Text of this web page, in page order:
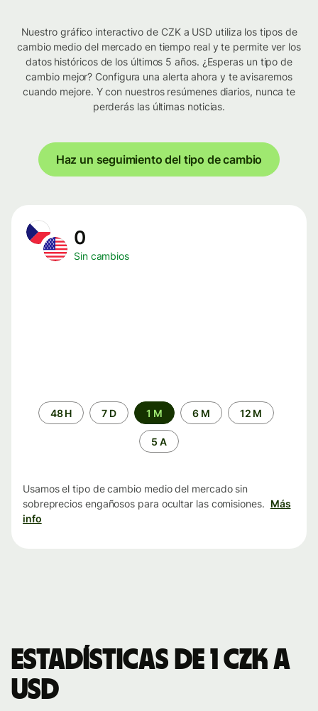
Nuestro gráfico interactivo de CZK a USD utiliza los tipos de
cambio medio del mercado en tiempo real y te permite ver los
datos históricos de los últimos 5 años. ¿Esperas un tipo de
cambio mejor? Configura una alerta ahora y te avisaremos
cuando mejore. Y con nuestros resúmenes diarios, nunca te
perderás las últimas noticias.
Haz un seguimiento del tipo de cambio
0
Sin cambios
Periodo48 H 7 D 1 M 6 M 12 M
5 A
Usamos el tipo de cambio medio del mercado sin
sobreprecios engañosos para ocultar las comisiones. Más
info
Estadísticas de 1 CZK a
USD